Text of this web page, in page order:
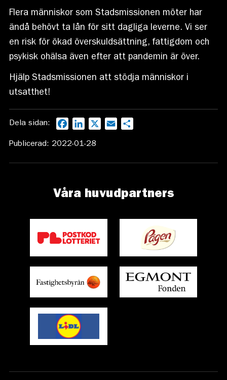
Flera människor som Stadsmissionen möter har
ändå behövt ta lån för sitt dagliga leverne. Vi ser
en risk för ökad överskuldsättning, fattigdom och
psykisk ohälsa även efter att pandemin är över.
Hjälp Stadsmissionen att stödja människor i
utsatthet!
Dela sidan: FacebookLinkedIn Email
Publicerad: 2022-01-28
Våra huvudpartners